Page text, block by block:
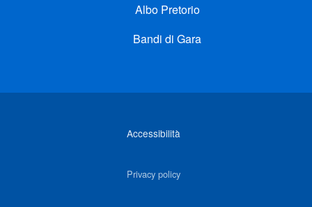
Albo Pretorio
Bandi di Gara
Accessibilità
Privacy policy